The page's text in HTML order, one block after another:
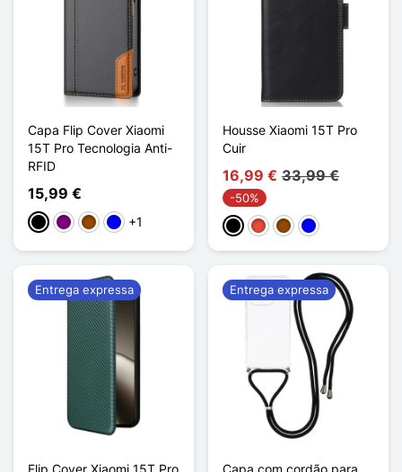
Capa Flip Cover Xiaomi
15T Pro Tecnologia Anti-
RFID
15,99 €
PretoPúrpuraCastanho
Azul+1
Housse Xiaomi 15T Pro
Cuir
16,99 € 33,99 €
-50%
PretoVermelho
Castanho
Azul
Flip Cover Xiaomi 15T Pro
Entrega expressa
Capa com cordão para
Entrega expressa